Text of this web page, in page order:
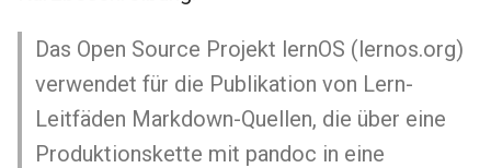
a
Das Open Source Projekt lernOS (lernos.org)
verwendet für die Publikation von Lern-
Leitfäden Markdown-Quellen, die über eine
Produktionskette mit pandoc in eine